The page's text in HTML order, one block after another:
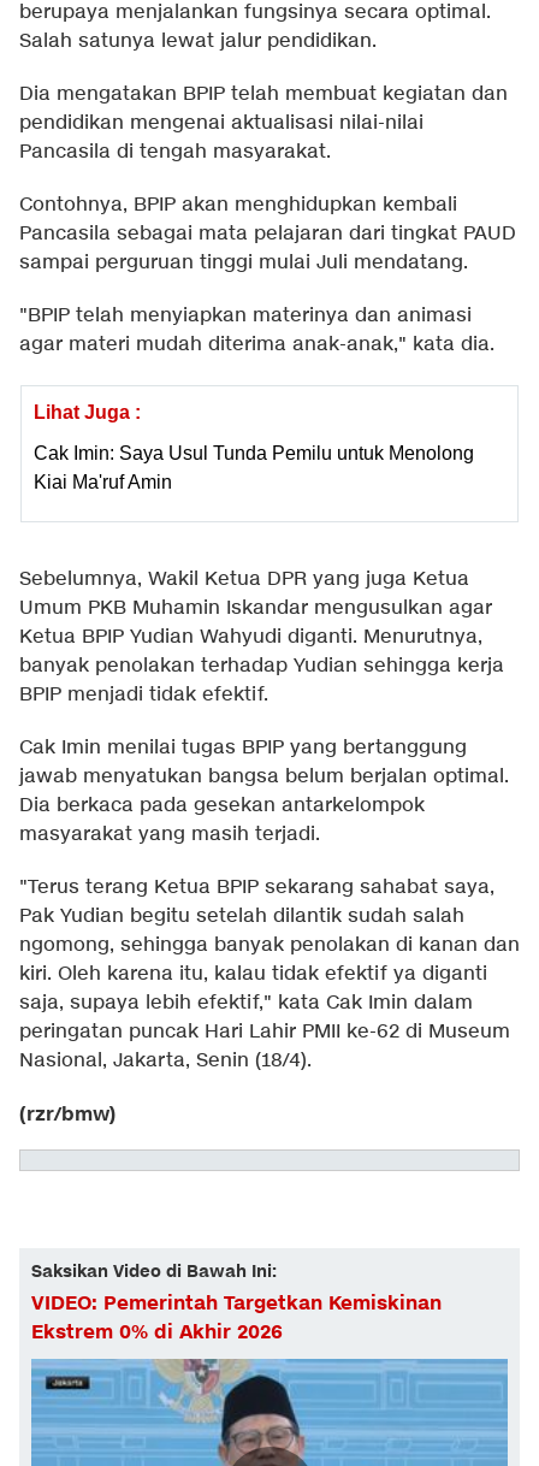
berupaya menjalankan fungsinya secara optimal.
Salah satunya lewat jalur pendidikan.
Dia mengatakan BPIP telah membuat kegiatan dan
pendidikan mengenai aktualisasi nilai-nilai
Pancasila di tengah masyarakat.
Contohnya, BPIP akan menghidupkan kembali
Pancasila sebagai mata pelajaran dari tingkat PAUD
sampai perguruan tinggi mulai Juli mendatang.
"BPIP telah menyiapkan materinya dan animasi
agar materi mudah diterima anak-anak," kata dia.
Lihat Juga :
Cak Imin: Saya Usul Tunda Pemilu untuk Menolong
Kiai Ma'ruf Amin
Sebelumnya, Wakil Ketua DPR yang juga Ketua
Umum PKB Muhamin Iskandar mengusulkan agar
Ketua BPIP Yudian Wahyudi diganti. Menurutnya,
banyak penolakan terhadap Yudian sehingga kerja
BPIP menjadi tidak efektif.
Cak Imin menilai tugas BPIP yang bertanggung
jawab menyatukan bangsa belum berjalan optimal.
Dia berkaca pada gesekan antarkelompok
masyarakat yang masih terjadi.
"Terus terang Ketua BPIP sekarang sahabat saya,
Pak Yudian begitu setelah dilantik sudah salah
ngomong, sehingga banyak penolakan di kanan dan
kiri. Oleh karena itu, kalau tidak efektif ya diganti
saja, supaya lebih efektif," kata Cak Imin dalam
peringatan puncak Hari Lahir PMII ke-62 di Museum
Nasional, Jakarta, Senin (18/4).
(rzr/bmw)
Saksikan Video di Bawah Ini:
VIDEO: Pemerintah Targetkan Kemiskinan
Ekstrem 0% di Akhir 2026